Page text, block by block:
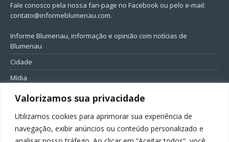
Valorizamos sua privacidade
Utilizamos cookies para aprimorar sua experiência de
navegação, exibir anúncios ou conteúdo personalizado e
Fale conosco pela nossa fan-page no Facebook ou pelo e-mail:
contato@informeblumenau.com.
Informe Blumenau, informação e opinião com notícias de
Blumenau
Cidade
Mídia
Entretenimento
Política